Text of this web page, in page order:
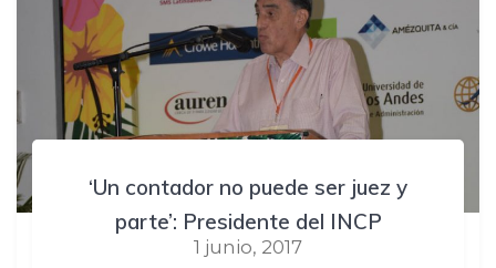
‘Un contador no puede ser juez y
parte’: Presidente del INCP
1 junio, 2017